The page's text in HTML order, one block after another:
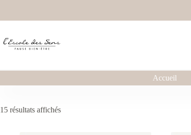
Accueil
15 résultats affichés